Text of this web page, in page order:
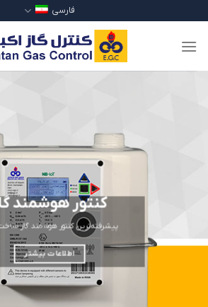
to
content
فارسی
کنتور هوشمند
پیشرفته‌ترین کنتور هوشمند گاز
اطلاعات بیشتر